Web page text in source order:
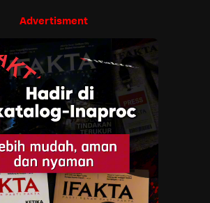
Advertisment